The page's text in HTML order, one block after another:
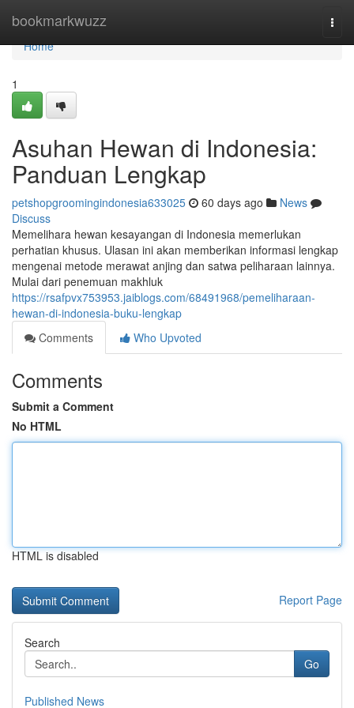
bookmarkwuzz
Home
Home
1
Asuhan Hewan di Indonesia:
Panduan Lengkap
petshopgroomingindonesia633025 60 days ago
News
Discuss
Memelihara hewan kesayangan di Indonesia memerlukan
perhatian khusus. Ulasan ini akan memberikan informasi lengkap
mengenai metode merawat anjing dan satwa peliharaan lainnya.
Mulai dari penemuan makhluk
https://rsafpvx753953.jaiblogs.com/68491968/pemeliharaan-
hewan-di-indonesia-buku-lengkap
Comments
Who Upvoted
Comments
Submit a Comment
No HTML
HTML is disabled
Report Page
Search
Go
Published News